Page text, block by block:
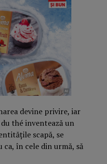
devine privire, iar
du thé inventează un
scapă, se
ca, în cele din urmă, să